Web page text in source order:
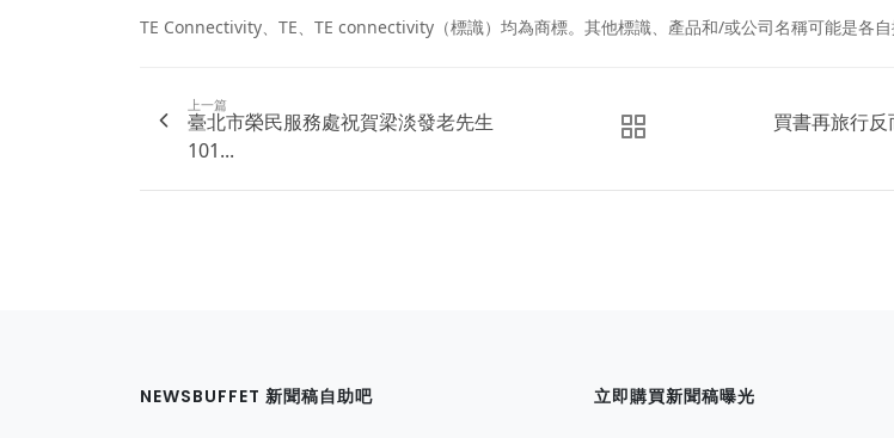
TE Connectivity、TE、TE connectivity（標識）均為商標。其他標識、產品和/或公司名稱可能是各自
上一篇
臺北市榮民服務處祝賀梁淡發老先生
101...
買書再旅行
NEWSBUFFET 新聞稿自助吧 立即購買新聞稿曝光